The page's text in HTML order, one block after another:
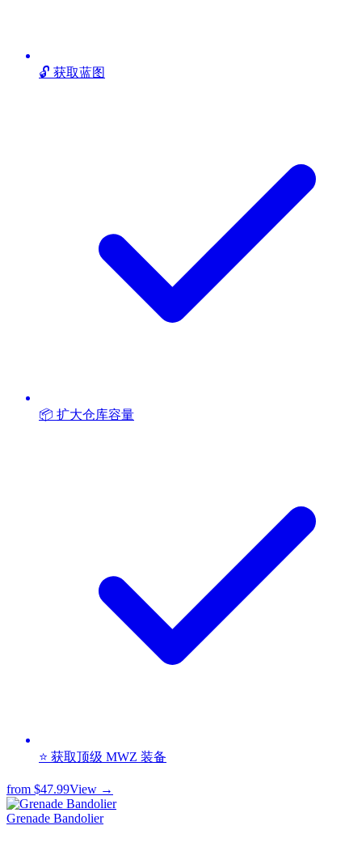
🔓 获取蓝图
📦 扩大仓库容量
⭐ 获取顶级 MWZ 装备
from $47.99View →
Grenade Bandolier